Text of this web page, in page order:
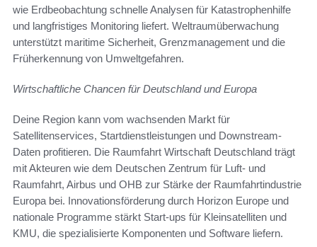
wie Erdbeobachtung schnelle Analysen für Katastrophenhilfe
und langfristiges Monitoring liefert. Weltraumüberwachung
unterstützt maritime Sicherheit, Grenzmanagement und die
Früherkennung von Umweltgefahren.
Wirtschaftliche Chancen für Deutschland und Europa
Deine Region kann vom wachsenden Markt für
Satellitenservices, Startdienstleistungen und Downstream-
Daten profitieren. Die Raumfahrt Wirtschaft Deutschland trägt
mit Akteuren wie dem Deutschen Zentrum für Luft- und
Raumfahrt, Airbus und OHB zur Stärke der Raumfahrtindustrie
Europa bei. Innovationsförderung durch Horizon Europe und
nationale Programme stärkt Start-ups für Kleinsatelliten und
KMU, die spezialisierte Komponenten und Software liefern.